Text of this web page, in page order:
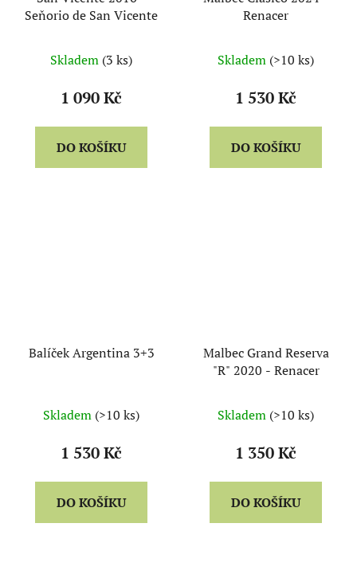
Seňorio de San Vicente
Skladem (3 ks)
1 090 Kč
DO KOŠÍKU
Renacer
Skladem (>10 ks)
1 530 Kč
DO KOŠÍKU
Balíček Argentina 3+3
Skladem (>10 ks)
1 530 Kč
DO KOŠÍKU
Malbec Grand Reserva
"R" 2020 - Renacer
Skladem (>10 ks)
1 350 Kč
DO KOŠÍKU